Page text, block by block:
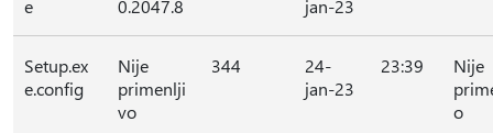
e
0.2047.8
jan-23
Setup.ex
e.config
Nije
primenlji
vo
344
24-
jan-23
23:39
Nije
o